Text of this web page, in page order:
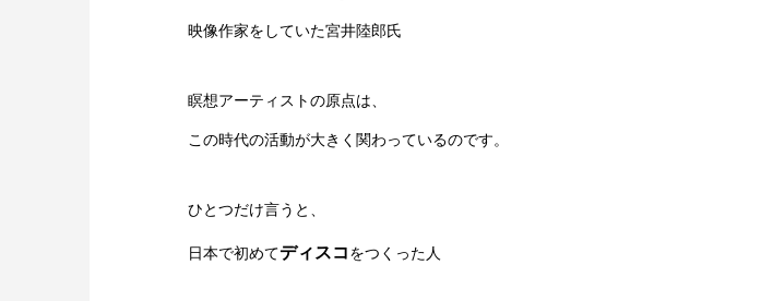
映像作家をしていた宮井陸郎氏
瞑想アーティストの原点は、
この時代の活動が大きく関わっているのです。
ひとつだけ言うと、
日本で初めてディスコ をつくった人